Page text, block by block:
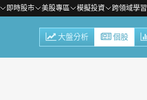
即時股市 美股專區 模擬投資 跨領域學習
大盤分析 個股